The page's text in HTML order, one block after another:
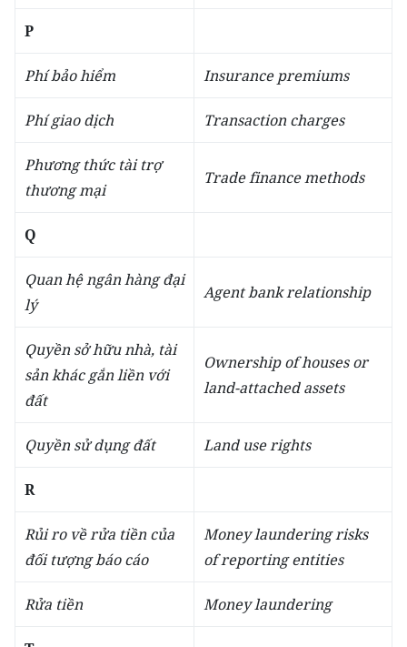
P
Phí bảo hiểm Insurance premiums
Phí giao dịch Transaction charges
Phương thức tài trợ
thương mại
Trade finance methods
Q
Quan hệ ngân hàng đại
lý
Agent bank relationship
Quyền sở hữu nhà, tài
sản khác gắn liền với
đất
Ownership of houses or
land-attached assets
Quyền sử dụng đất Land use rights
R
Rủi ro về rửa tiền của
đối tượng báo cáo
Money laundering risks
of reporting entities
Rửa tiền Money laundering